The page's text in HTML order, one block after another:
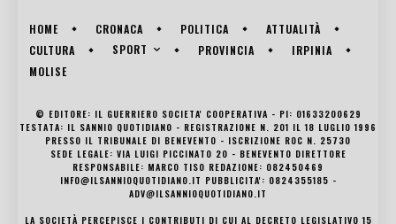
HOME CRONACA POLITICA
ATTUALITÀ
CULTURA
SPORT PROVINCIA
IRPINIA
MOLISE
© EDITORE: IL GUERRIERO SOCIETA' COOPERATIVA - PI: 01633200629
TESTATA: IL SANNIO QUOTIDIANO - REGISTRAZIONE N. 201 IL 18 LUGLIO 1996
PRESSO IL TRIBUNALE DI BENEVENTO - ISCRIZIONE ROC N. 25730
SEDE LEGALE: VIA LUIGI PICCINATO 20 - BENEVENTO DIRETTORE
RESPONSABILE: MARCO TISO REDAZIONE: 082450469
INFO@ILSANNIOQUOTIDIANO.IT PUBBLICITA': 0824355185 -
ADV@ILSANNIOQUOTIDIANO.IT
LA SOCIETÀ PERCEPISCE I CONTRIBUTI DI CUI AL DECRETO LEGISLATIVO 15